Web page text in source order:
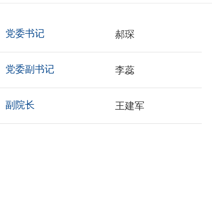
党委书记 郝琛
党委副书记 李蕊
副院长 王建军